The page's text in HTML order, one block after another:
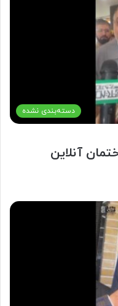
دسته‌بندی نشده
آنلاین